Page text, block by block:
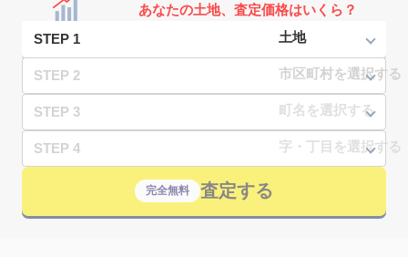
あなたの土地、査定価格はいくら？
STEP 1
STEP 2
STEP 3
STEP 4
完全無料 査定する